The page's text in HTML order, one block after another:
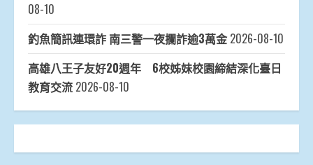
08-10
釣魚簡訊連環詐 南三警一夜攔詐逾3萬金 2026-08-10
高雄八王子友好20週年 6校姊妹校園締結深化臺日
教育交流 2026-08-10